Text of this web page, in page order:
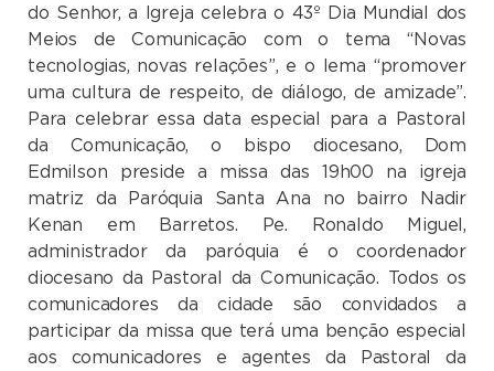
do Senhor, a Igreja celebra o 43º Dia Mundial dos
Meios de Comunicação com o tema “Novas
tecnologias, novas relações”, e o lema “promover
uma cultura de respeito, de diálogo, de amizade”.
Para celebrar essa data especial para a Pastoral
da Comunicação, o bispo diocesano, Dom
Edmilson preside a missa das 19h00 na igreja
matriz da Paróquia Santa Ana no bairro Nadir
Kenan em Barretos. Pe. Ronaldo Miguel,
administrador da paróquia é o coordenador
diocesano da Pastoral da Comunicação. Todos os
comunicadores da cidade são convidados a
participar da missa que terá uma benção especial
aos comunicadores e agentes da Pastoral da